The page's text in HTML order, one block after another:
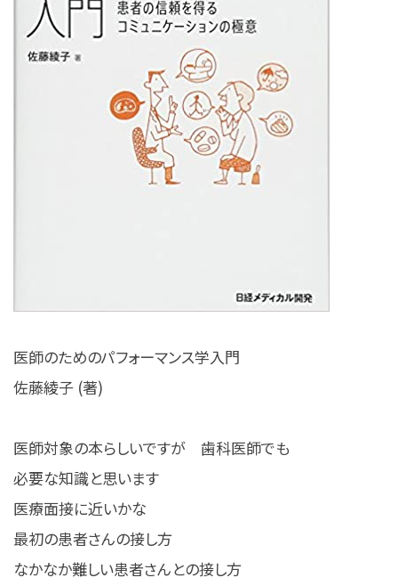
医師のためのパフォーマンス学入門
佐藤綾子 (著)
医師対象の本らしいですが 歯科医師でも
必要な知識と思います
医療面接に近いかな
最初の患者さんの接し方
なかなか難しい患者さんとの接し方